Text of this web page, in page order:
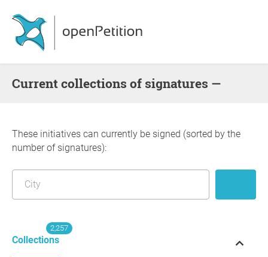
Current collections of signatures —
These initiatives can currently be signed (sorted by the
number of signatures):
Collections
2,257